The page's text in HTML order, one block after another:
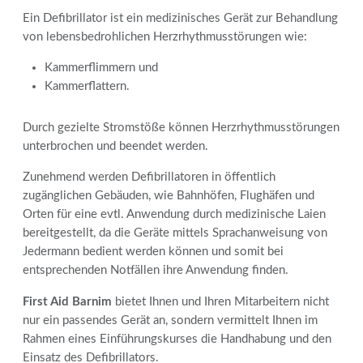
Ein Defibrillator ist ein medizinisches Gerät zur Behandlung
von lebensbedrohlichen Herzrhythmusstörungen wie:
Kammerflimmern und
Kammerflattern.
Durch gezielte Stromstöße können Herzrhythmusstörungen
unterbrochen und beendet werden.
Zunehmend werden Defibrillatoren in öffentlich
zugänglichen Gebäuden, wie Bahnhöfen, Flughäfen und
Orten für eine evtl. Anwendung durch medizinische Laien
bereitgestellt, da die Geräte mittels Sprachanweisung von
Jedermann bedient werden können und somit bei
entsprechenden Notfällen ihre Anwendung finden.
First Aid Barnim bietet Ihnen und Ihren Mitarbeitern nicht
nur ein passendes Gerät an, sondern vermittelt Ihnen im
Rahmen eines Einführungskurses die Handhabung und den
Einsatz des Defibrillators.